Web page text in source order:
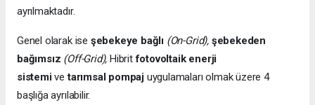
ayrılmaktadır.
Genel olarak ise şebekeye bağlı (On-Grid), şebekeden
bağımsız (Off-Grid), Hibritfotovoltaik enerji
sistemivetarımsal pompaj uygulamaları olmak üzere 4
başlığa ayrılabilir.